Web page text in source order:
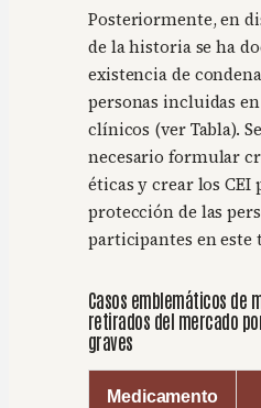
Posteriormente, en
de la historia se ha
existencia de
personas incluidas
clínicos (ver Tabla).
necesario formular
éticas y crear los CEI
protección de las
participantes en este
Casos emblemáticos de
retirados del mercado
graves
Medicamento